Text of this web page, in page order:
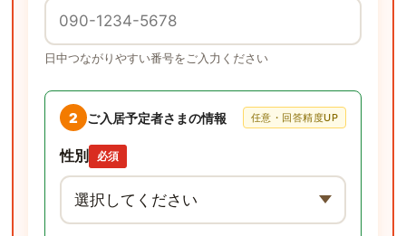
日中つながりやすい番号をご入力ください
2 ご入居予定者さまの情報 任意・回答精度UP
性別 必須